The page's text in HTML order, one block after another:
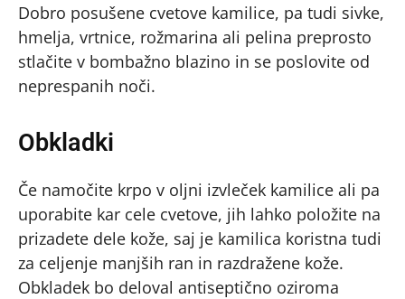
Dobro posušene cvetove kamilice, pa tudi sivke,
hmelja, vrtnice, rožmarina ali pelina preprosto
stlačite v bombažno blazino in se poslovite od
neprespanih noči.
Obkladki
Če namočite krpo v oljni izvleček kamilice ali pa
uporabite kar cele cvetove, jih lahko položite na
prizadete dele kože, saj je kamilica koristna tudi
za celjenje manjših ran in razdražene kože.
Obkladek bo deloval antiseptično oziroma